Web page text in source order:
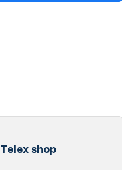
Telex shop